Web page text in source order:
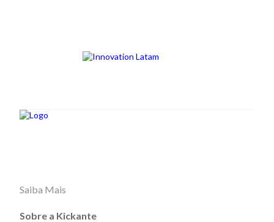
Saiba Mais
Sobre a Kickante